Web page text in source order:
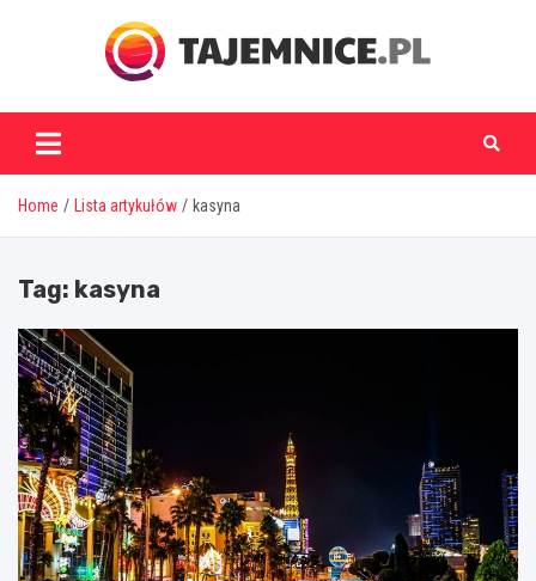
tajemnice.pl
Home Lista artykułów kasyna
Tag: kasyna